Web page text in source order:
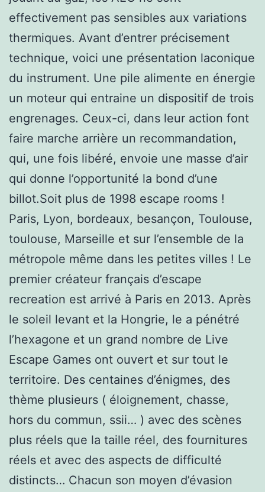
effectivement pas sensibles aux variations
thermiques. Avant d’entrer précisement
technique, voici une présentation laconique
du instrument. Une pile alimente en énergie
un moteur qui entraine un dispositif de trois
engrenages. Ceux-ci, dans leur action font
faire marche arrière un recommandation,
qui, une fois libéré, envoie une masse d’air
qui donne l’opportunité la bond d’une
billot.Soit plus de 1998 escape rooms !
Paris, Lyon, bordeaux, besançon, Toulouse,
toulouse, Marseille et sur l’ensemble de la
métropole même dans les petites villes ! Le
premier créateur français d’escape
recreation est arrivé à Paris en 2013. Après
le soleil levant et la Hongrie, le a pénétré
l’hexagone et un grand nombre de Live
Escape Games ont ouvert et sur tout le
territoire. Des centaines d’énigmes, des
thème plusieurs ( éloignement, chasse,
hors du commun, ssii… ) avec des scènes
plus réels que la taille réel, des fournitures
réels et avec des aspects de difficulté
distincts… Chacun son moyen d’évasion